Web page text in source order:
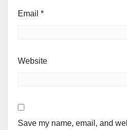
Email *
Website
Save my name, email, and